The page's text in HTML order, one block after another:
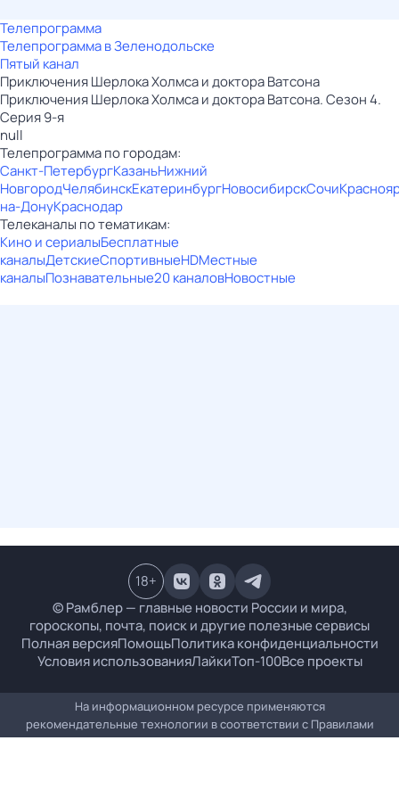
Телепрограмма
Телепрограмма в Зеленодольске
Пятый канал
Приключения Шерлока Холмса и доктора Ватсона
Приключения Шерлока Холмса и доктора Ватсона. Сезон 4.
Серия 9-я
null
Телепрограмма по городам:
Санкт-ПетербургКазаньНижний
НовгородЧелябинскЕкатеринбургНовосибирскСочи
на-ДонуКраснодар
Телеканалы по тематикам:
Кино и сериалыБесплатные
каналыДетскиеСпортивныеHDМестные
каналыПознавательные20 каналовНовостные
© Рамблер — главные новости России и мира,
гороскопы, почта, поиск и другие полезные сервисы
Полная версияПомощьПолитика конфиденциальности
Условия использованияЛайкиТоп-100Все проекты
18+
На информационном ресурсе применяются
рекомендательные технологии в соответствии с Правилами